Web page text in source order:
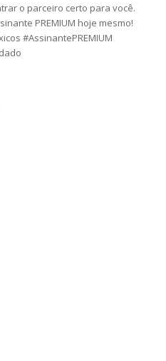
o parceiro certo para você.
PREMIUM hoje mesmo!
#AssinantePREMIUM